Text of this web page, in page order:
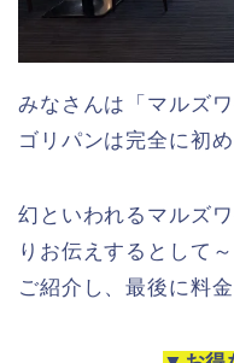
みなさんは「マルズ
ゴリパンは完全に初
幻といわれるマルズ
りお伝えするとして
ご紹介し、最後に料